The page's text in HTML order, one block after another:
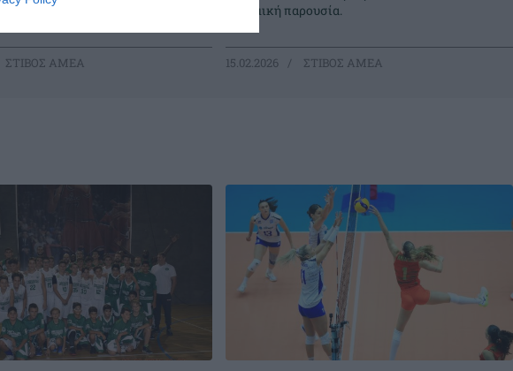
ΣΤΙΒΟΣ ΑΜΕΑ
δυναμική παρουσία.
15.02.2026 ΣΤΙΒΟΣ ΑΜΕΑ